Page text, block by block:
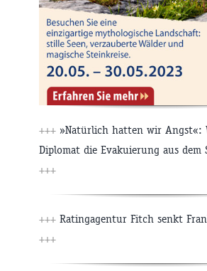
+++ »Natürlich hatten wir Angst«:
Diplomat die Evakuierung aus dem
+++
+++ Ratingagentur Fitch senkt
+++